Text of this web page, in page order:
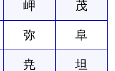
岬 茂
弥 阜
尭 坦